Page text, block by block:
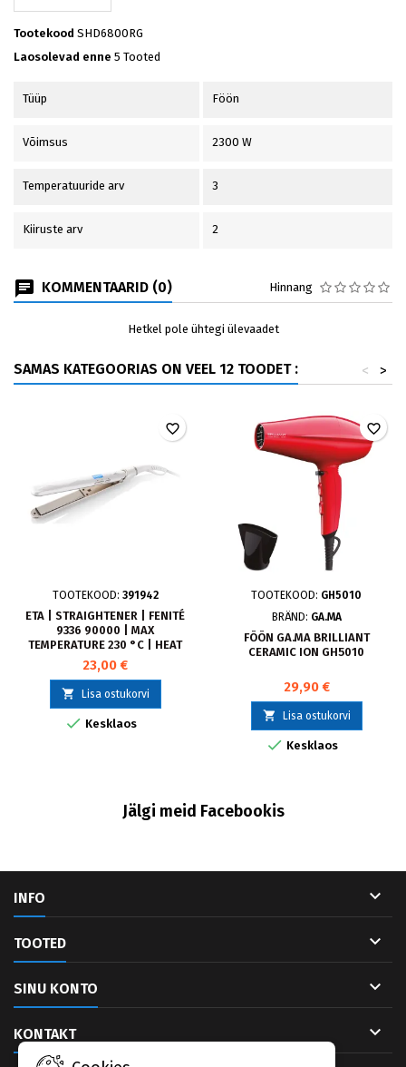
Tootekood SHD6800RG
Laosolevad enne 5 Tooted
Tüüp Föön
Võimsus 2300 W
Temperatuuride arv 3
Kiiruste arv 2
KOMMENTAARID (0) Hinnang
Hetkel pole ühtegi ülevaadet
SAMAS KATEGOORIAS ON VEEL 12 TOODET : >
<
TOOTEKOOD: 391942
ETA | STRAIGHTENER | FENITÉ
9336 90000 | MAX
TEMPERATURE 230 °C | HEAT
SETTINGS QTY 9 | WHITE
23,00 €
 Lisa ostukorvi
 Kesklaos
favorite_border
TOOTEKOOD: GH5010
BRÄND: GA.MA
FÖÖN GA.MA BRILLIANT
CERAMIC ION GH5010
29,90 €
 Lisa ostukorvi
 Kesklaos
favorite_border
Jälgi meid Facebookis
INFO 
TOOTED 
SINU KONTO 
KONTAKT 